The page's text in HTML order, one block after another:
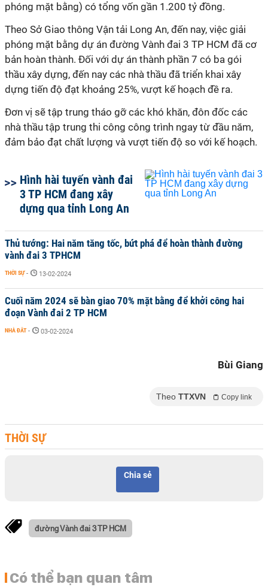
phóng mặt bằng) có tổng vốn gần 1.200 tỷ đồng.
Theo Sở Giao thông Vận tải Long An, đến nay, việc giải
phóng mặt bằng dự án đường Vành đai 3 TP HCM đã cơ
bản hoàn thành. Đối với dự án thành phần 7 có ba gói
thầu xây dựng, đến nay các nhà thầu đã triển khai xây
dựng tiến độ đạt khoảng 25%, vượt kế hoạch đề ra.
Đơn vị sẽ tập trung tháo gỡ các khó khăn, đôn đốc các
nhà thầu tập trung thi công công trình ngay từ đầu năm,
đảm bảo đạt chất lượng và vượt tiến độ so với kế hoạch.
Hình hài tuyến vành đai
3 TP HCM đang xây
dựng qua tỉnh Long An
Thủ tướng: Hai năm tăng tốc, bứt phá để hoàn thành đường
vành đai 3 TPHCM
THỜI SỰ - 13-02-2024
Cuối năm 2024 sẽ bàn giao 70% mặt bằng để khởi công hai
đoạn Vành đai 2 TP HCM
NHÀ ĐẤT - 03-02-2024
Bùi Giang
Theo TTXVN Copy link
THỜI SỰ
Chia sẻ
đường Vành đai 3 TP HCM
Có thể bạn quan tâm